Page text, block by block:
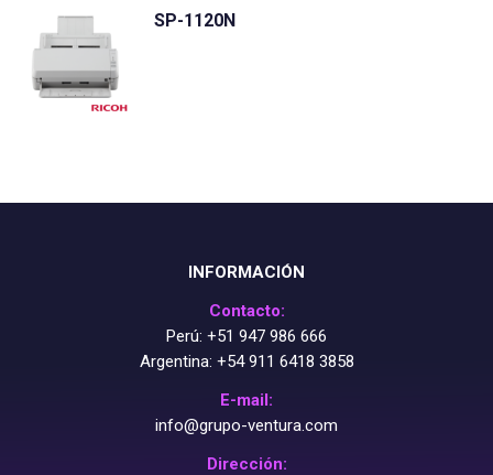
SP-1120N
INFORMACIÓN
Contacto:
Perú: +51 947 986 666
Argentina: +54 911 6418 3858
E-mail:
info@grupo-ventura.com
Dirección: